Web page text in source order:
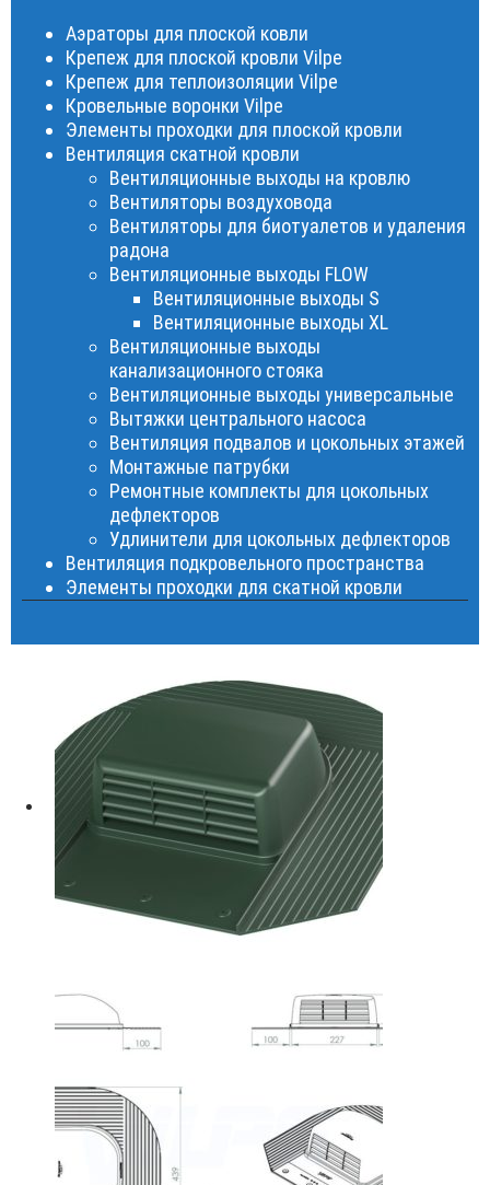
Аэраторы для плоской ковли
Крепеж для плоской кровли Vilpe
Крепеж для теплоизоляции Vilpe
Кровельные воронки Vilpe
Элементы проходки для плоской кровли
Вентиляция скатной кровли
Вентиляционные выходы на кровлю
Вентиляторы воздуховода
Вентиляторы для биотуалетов и удаления
радона
Вентиляционные выходы FLOW
Вентиляционные выходы S
Вентиляционные выходы XL
Вентиляционные выходы
канализационного стояка
Вентиляционные выходы универсальные
Вытяжки центрального насоса
Вентиляция подвалов и цокольных этажей
Монтажные патрубки
Ремонтные комплекты для цокольных
дефлекторов
Удлинители для цокольных дефлекторов
Вентиляция подкровельного пространства
Элементы проходки для скатной кровли